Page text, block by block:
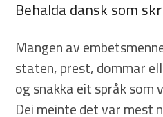
Behalda dansk som
Mangen av
staten, prest, dommar
og snakka eit språk som
Dei meinte det var mest